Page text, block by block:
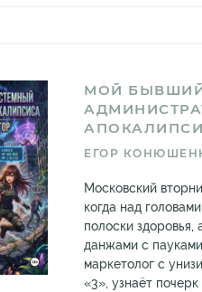
МОЙ
ЕГОР
Московский
когда над
полоски здоровья,
данжами с
маркетолог с
«3», узнаёт